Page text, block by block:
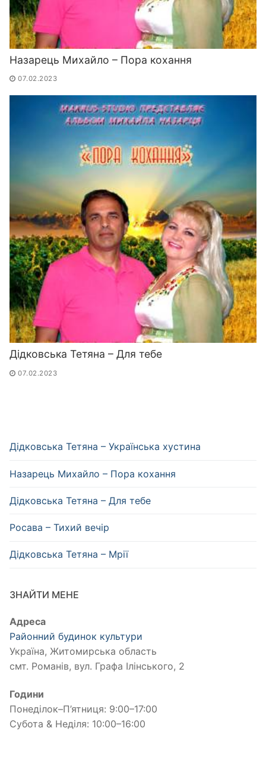
Назарець Михайло – Пора кохання
07.02.2023
Дідковська Тетяна – Для тебе
07.02.2023
Дідковська Тетяна – Українська хустина
Назарець Михайло – Пора кохання
Дідковська Тетяна – Для тебе
Росава – Тихий вечір
Дідковська Тетяна – Мрії
ЗНАЙТИ МЕНЕ
Адреса
Районний будинок культури
Україна, Житомирська область
смт. Романів, вул. Графа Ілінського, 2
Години
Понеділок–П’ятниця: 9:00–17:00
Субота & Неділя: 10:00–16:00